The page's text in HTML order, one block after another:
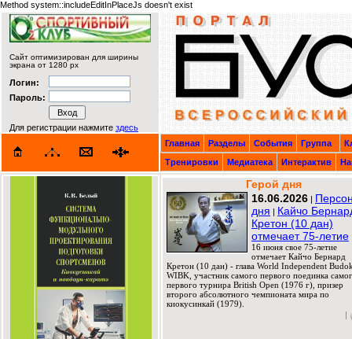
Method system::includeEditInPlaceJs doesn't exist
Сайт оптимизирован для ширины
экрана от 1280 px
Логин:
Пароль:
Для регистрации нажмите здесь
Главная
Разделы События Группа
Тренировки
Медиатека Интерактив
Герой дня
16.06.2026 |
дня | Кайчо
Кретон (10 дан)
отмечает 75-летие
16 июня свое 75-летие
отмечает Кайчо Бернард
Кретон (10 дан) - глава World Independent
WIBK, участник самого первого поединка
первого турнира British Open (1976 г), призер
второго абсолютного чемпионата мира по
киокусинкай (1979).
|